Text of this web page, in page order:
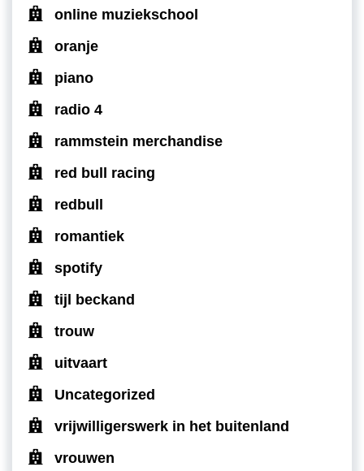
online muziekschool
oranje
piano
radio 4
rammstein merchandise
red bull racing
redbull
romantiek
spotify
tijl beckand
trouw
uitvaart
Uncategorized
vrijwilligerswerk in het buitenland
vrouwen